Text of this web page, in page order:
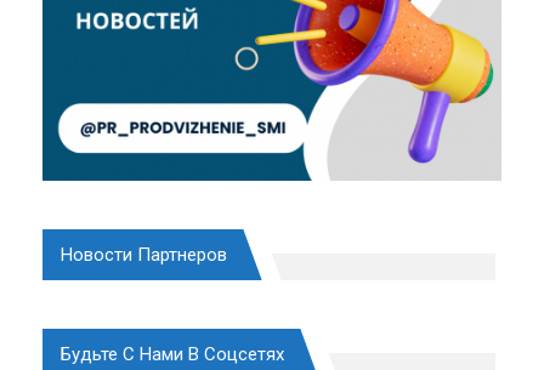
Новости Партнеров
Будьте С Нами В Соцсетях